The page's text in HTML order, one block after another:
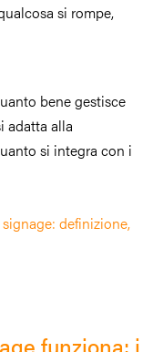
si rompe,
bene gestisce
adatta alla
si integra con i
definizione,
funziona: i